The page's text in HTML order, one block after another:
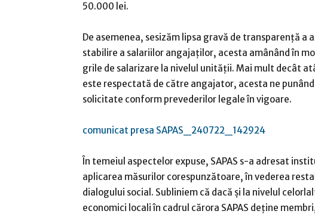
50.000 lei.
De asemenea, sesizăm lipsa gravă de transparență a
stabilire a salariilor angajaților, acesta amânând în
grile de salarizare la nivelul unității. Mai mult decât
este respectată de către angajator, acesta ne
solicitate conform prevederilor legale în vigoare.
comunicat presa SAPAS_240722_142924
În temeiul aspectelor expuse, SAPAS s-a adresat
aplicarea măsurilor corespunzătoare, în vederea
dialogului social. Subliniem că dacă și la nivelul
economici locali în cadrul cărora SAPAS deține